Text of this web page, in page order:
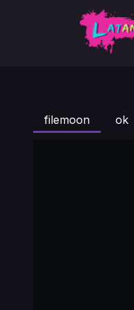
filemoon ok